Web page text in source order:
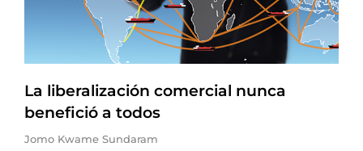
La liberalización comercial nunca
benefició a todos
Jomo Kwame Sundaram